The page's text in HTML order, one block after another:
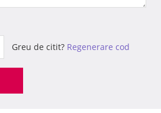
Greu de citit? Regenerare cod